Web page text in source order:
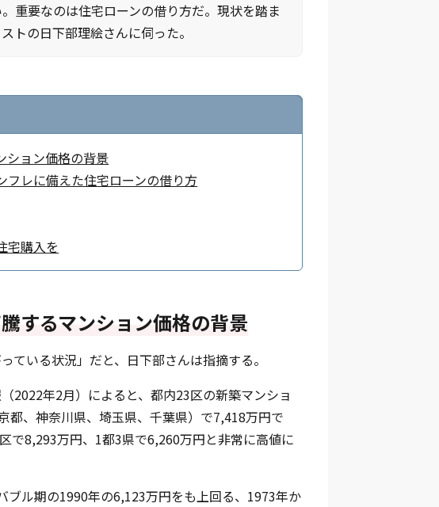
重要なのは住宅ローンの借り方だ。現状を踏ま
トの日下部理絵さんに伺った。
ション価格の背景
レに備えた住宅ローンの借り方
宅購入を
するマンション価格の背景
ている状況」だと、日下部さんは指摘する。
2022年2月）によると、都内23区の新築マンショ
都、神奈川県、埼玉県、千葉県）で7,418万円で
で8,293万円、1都3県で6,260万円と非常に高値に
ル期の1990年の6,123万円をも上回る、1973年か